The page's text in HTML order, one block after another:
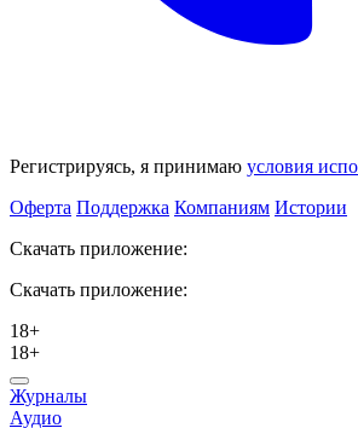
Регистрируясь, я принимаю условия
Оферта Поддержка Компаниям Истории
Скачать приложение:
Скачать приложение:
18+
18+
Журналы
Аудио